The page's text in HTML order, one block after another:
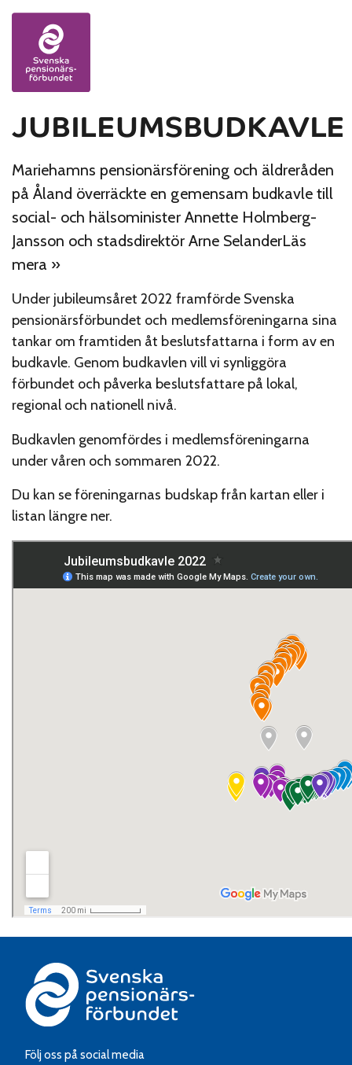
Skip to content
JUBILEUMSBUDKAVLE
Mariehamns pensionärsförening och äldreråden
på Åland överräckte en gemensam budkavle till
social- och hälsominister Annette Holmberg-
Jansson och stadsdirektör Arne SelanderLäs
mera »
Under jubileumsåret 2022 framförde Svenska
pensionärsförbundet och medlemsföreningarna sina
tankar om framtiden åt beslutsfattarna i form av en
budkavle. Genom budkavlen vill vi synliggöra
förbundet och påverka beslutsfattare på lokal,
regional och nationell nivå.
Budkavlen genomfördes i medlemsföreningarna
under våren och sommaren 2022.
Du kan se föreningarnas budskap från kartan eller i
listan längre ner.
Följ oss på social media